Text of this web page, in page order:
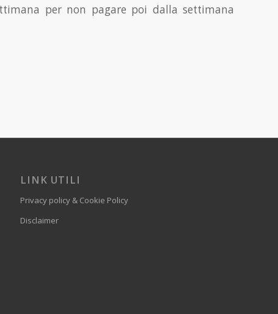
per non pagare poi dalla settimana
LINK UTILI
Privacy policy & Cookie Policy
Disclaimer